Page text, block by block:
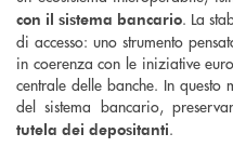
con il sistema bancario. La
di accesso: uno strumento
in coerenza con le iniziative
centrale delle banche. In questo
del sistema bancario,
tutela dei depositanti.